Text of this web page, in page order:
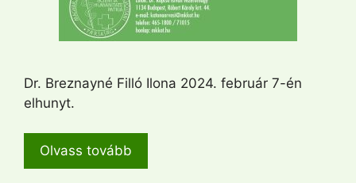
Dr. Breznayné Filló Ilona 2024. február 7-én
elhunyt.
Olvass tovább